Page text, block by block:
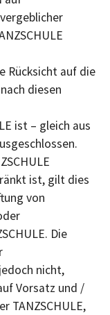
Rücksicht auf die
diesen
ist – gleich aus
ist, gilt dies
von
Die
nicht,
Vorsatz und /
TANZSCHULE,